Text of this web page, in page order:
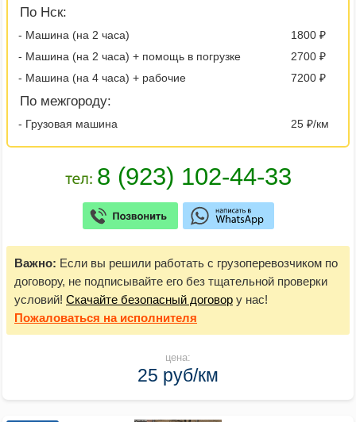
По Нск:
- Машина (на 2 часа)
1800 ₽
- Машина (на 2 часа) + помощь в погрузке
2700 ₽
- Машина (на 4 часа) + рабочие
7200 ₽
По межгороду:
- Грузовая машина 25 ₽/км
Важно: Если вы решили работать с грузоперевозчиком по
договору, не подписывайте его без тщательной проверки
условий! Скачайте безопасный договор у нас!
Пожаловаться на исполнителя
цена:
25 руб/км